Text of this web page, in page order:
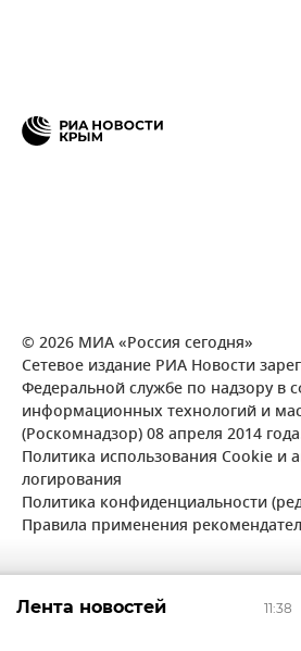
© 2026 МИА «Россия сегодня»
Сетевое издание РИА Новости
Федеральной службе по надзору в
информационных технологий и
(Роскомнадзор) 08 апреля 2014
Политика использования Cookie и
логирования
Политика конфиденциальности
Правила применения
11:38
Лента новостей